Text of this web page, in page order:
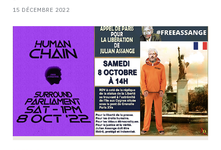
15 DÉCEMBRE 2022